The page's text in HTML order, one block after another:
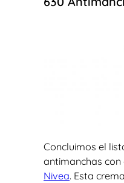
Concluimos el
antimanchas con
Nivea. Esta